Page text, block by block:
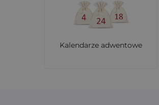
Tak, Saketos obsługuje
rozwiązanie dla firm i agencji.
Kalendarze adwentowe